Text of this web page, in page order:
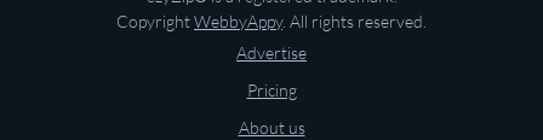
CopyrightWebbyAppy. All rights reserved.
Advertise
Pricing
About us